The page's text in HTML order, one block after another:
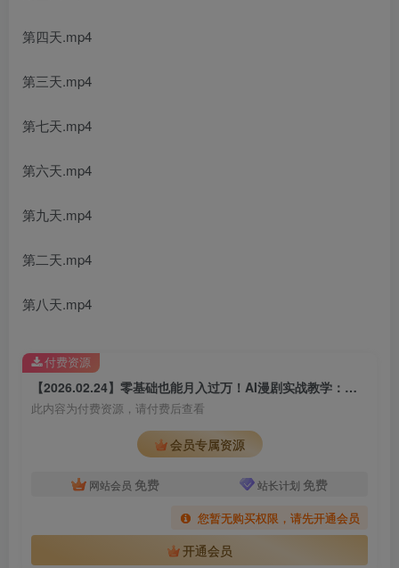
第四天.mp4
第三天.mp4
第七天.mp4
第六天.mp4
第九天.mp4
第二天.mp4
第八天.mp4
【2026.02.24】零基础也能月入过万！AI漫剧实战教学：一部手机轻松打造爆款，60W粉博主亲授变现秘籍
此内容为付费资源，请付费后查看
会员专属资源
网站会员 免费 站长计划 免费
您暂无购买权限，请先开通会员
开通会员
付费资源